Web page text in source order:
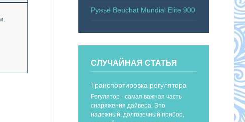
Ружьё Beuchat Mundial Elite 900
СЛУЧАЙНАЯ СТАТЬЯ
Транспортировка регулятора
Регулятор - самая важная часть
снаряжения дайвера. Это
надежный, долговечный прибор,